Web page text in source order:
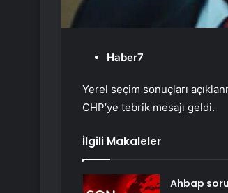
Haber7
Yerel seçim sonuçları
CHP’ye tebrik mesajı geldi.
İlgili Makaleler
Ahbap